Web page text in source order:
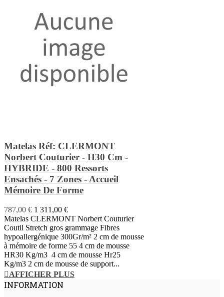
Matelas Réf: CLERMONT
Norbert Couturier - H30 Cm -
HYBRIDE - 800 Ressorts
Ensachés - 7 Zones - Accueil
Mémoire De Forme
787,00 € 1 311,00 €
Matelas CLERMONT Norbert Couturier
Coutil Stretch gros grammage Fibres
hypoallergénique 300Gr/m² 2 cm de mousse
à mémoire de forme 55 4 cm de mousse
HR30 Kg/m3 4 cm de mousse Hr25
Kg/m3 2 cm de mousse de support...
AFFICHER PLUS
INFORMATION